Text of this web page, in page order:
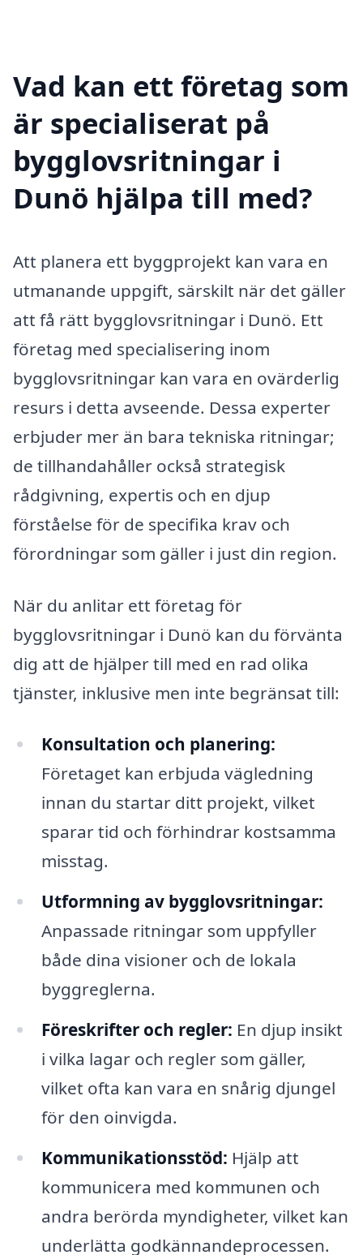
Vad kan ett företag som
är specialiserat på
bygglovsritningar i
Dunö hjälpa till med?
Att planera ett byggprojekt kan vara en
utmanande uppgift, särskilt när det gäller
att få rätt bygglovsritningar i Dunö. Ett
företag med specialisering inom
bygglovsritningar kan vara en ovärderlig
resurs i detta avseende. Dessa experter
erbjuder mer än bara tekniska ritningar;
de tillhandahåller också strategisk
rådgivning, expertis och en djup
förståelse för de specifika krav och
förordningar som gäller i just din region.
När du anlitar ett företag för
bygglovsritningar i Dunö kan du förvänta
dig att de hjälper till med en rad olika
tjänster, inklusive men inte begränsat till:
Konsultation och planering:
Företaget kan erbjuda vägledning
innan du startar ditt projekt, vilket
sparar tid och förhindrar kostsamma
misstag.
Utformning av bygglovsritningar:
Anpassade ritningar som uppfyller
både dina visioner och de lokala
byggreglerna.
Föreskrifter och regler: En djup insikt
i vilka lagar och regler som gäller,
vilket ofta kan vara en snårig djungel
för den oinvigda.
Kommunikationsstöd: Hjälp att
kommunicera med kommunen och
andra berörda myndigheter, vilket kan
underlätta godkännandeprocessen.